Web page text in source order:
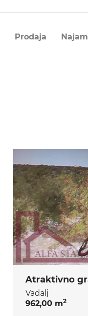
Prodaja Najam
Vadalj
962,00 m2